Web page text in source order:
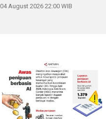
04 August 2026 22:00 WIB